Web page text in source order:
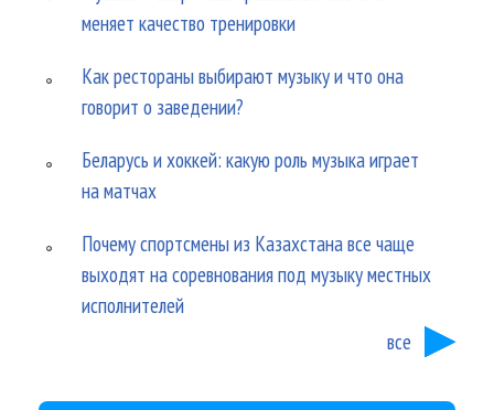
меняет качество тренировки
Как рестораны выбирают музыку и что она
говорит о заведении?
Беларусь и хоккей: какую роль музыка играет
на матчах
Почему спортсмены из Казахстана все чаще
выходят на соревнования под музыку местных
исполнителей
все